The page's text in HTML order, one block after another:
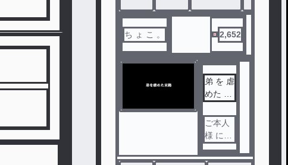
。
ち ょ こ 。 2,652
弟 を 虐
めた 末
ご本人
様 には
関係 あ
りませ